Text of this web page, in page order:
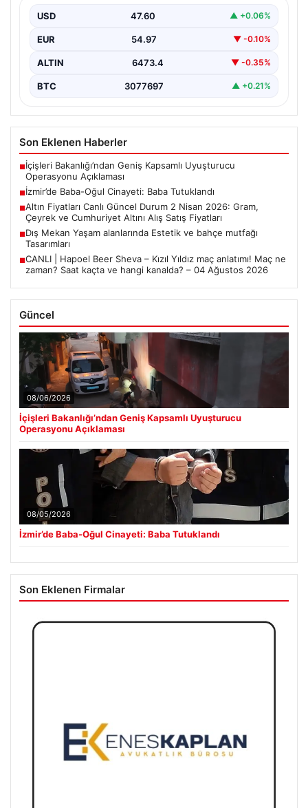
67 yaşındaki Selçuk A., oğluna karşı çıkan…
USD 47.60 ▲ +0.06%
EUR 54.97 ▼ -0.10%
ALTIN 6473.4 ▼ -0.35%
BTC 3077697 ▲ +0.21%
Son Eklenen Haberler
■İçişleri Bakanlığı’ndan Geniş Kapsamlı Uyuşturucu
Operasyonu Açıklaması
■İzmir’de Baba-Oğul Cinayeti: Baba Tutuklandı
■Altın Fiyatları Canlı Güncel Durum 2 Nisan 2026: Gram,
Çeyrek ve Cumhuriyet Altını Alış Satış Fiyatları
■Dış Mekan Yaşam alanlarında Estetik ve bahçe mutfağı
Tasarımları
■CANLI | Hapoel Beer Sheva – Kızıl Yıldız maç anlatımı! Maç ne
zaman? Saat kaçta ve hangi kanalda? – 04 Ağustos 2026
Güncel
08/06/2026
İçişleri Bakanlığı’ndan Geniş Kapsamlı Uyuşturucu
Operasyonu Açıklaması
08/05/2026
İzmir’de Baba-Oğul Cinayeti: Baba Tutuklandı
Son Eklenen Firmalar